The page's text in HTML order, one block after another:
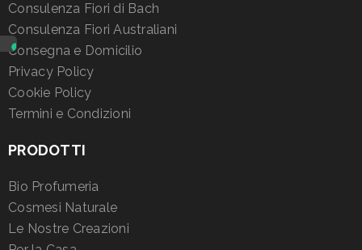
Consulenza Fiori di Bach
Consulenza Fiori Australiani
Consegna e Domicilio
Privacy Policy
Cookie Policy
Termini e Condizioni
PRODOTTI
Bio Profumeria
Cosmesi Naturale
Le Nostre Creazioni